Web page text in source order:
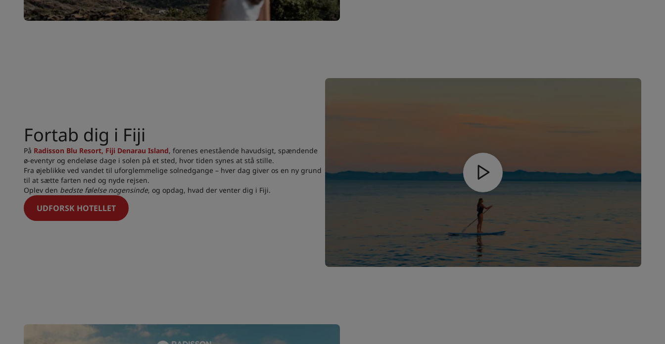
Fortab dig i Fiji
På Radisson Blu Resort, Fiji Denarau Island, forenes enestående havudsigt, spændende
ø-eventyr og endeløse dage i solen på et sted, hvor tiden synes at stå stille.
Fra øjeblikke ved vandet til uforglemmelige solnedgange – hver dag giver os en ny grund
til at sætte farten ned og nyde rejsen.
Oplev den bedste følelse nogensinde, og opdag, hvad der venter dig i Fiji.
UDFORSK HOTELLET